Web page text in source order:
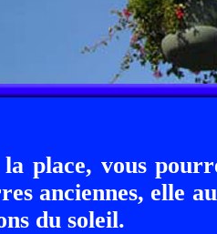
la place, vous
anciennes, elle
du soleil.